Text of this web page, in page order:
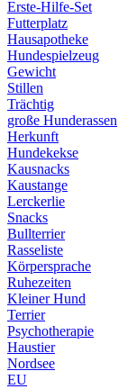
Erste-Hilfe-Set
Futterplatz
Hausapotheke
Hundespielzeug
Gewicht
Stillen
Trächtig
große Hunderassen
Herkunft
Hundekekse
Kausnacks
Kaustange
Lerckerlie
Snacks
Bullterrier
Rasseliste
Körpersprache
Ruhezeiten
Kleiner Hund
Terrier
Psychotherapie
Haustier
Nordsee
EU